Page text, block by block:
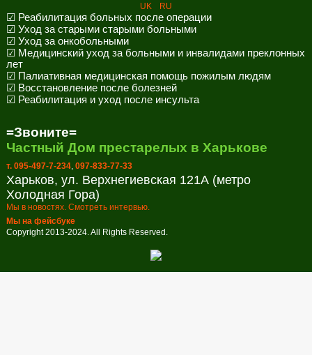
UK RU
☑ Реабилитация больных после операции
☑ Уход за старыми старыми больными
☑ Уход за онкобольными
☑ Медицинский уход за больными и инвалидами преклонных
лет
☑ Палиативная медицинская помощь пожилым людям
☑ Восстановление после болезней
☑ Реабилитация и уход после инсульта
=Звоните=
Частный Дом престарелых в Харькове
т. 095-497-7-234, 097-833-77-33
Харьков, ул. Верхнегиевская 121А (метро
Холодная Гора)
Мы в новостях. Смотреть интервью.
Мы на фейсбуке
Copyright 2013-2024. All Rights Reserved.